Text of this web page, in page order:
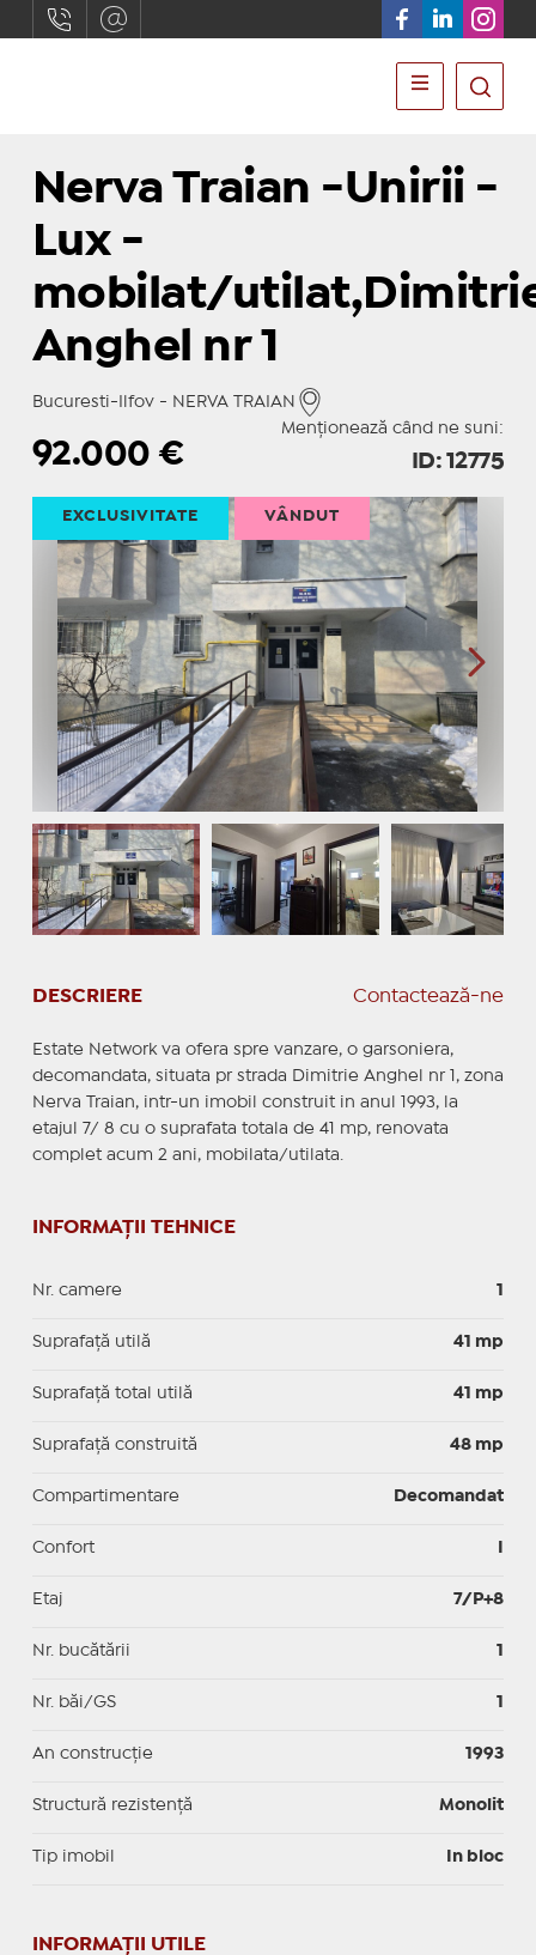
Nerva Traian -Unirii -
Lux -
mobilat/
Anghel nr 1
Bucuresti-Ilfov - NERVA TRAIAN
Menționează când ne suni:
92.000€ ID: 12775
EXCLUSIVITATE VÂNDUT
DESCRIERE Contactează-ne
Estate Network va ofera spre vanzare, o garsoniera,
decomandata, situata pr strada Dimitrie Anghel nr 1, zona
Nerva Traian, intr-un imobil construit in anul 1993, la
etajul 7/ 8 cu o suprafata totala de 41 mp, renovata
complet acum 2 ani, mobilata/utilata.
INFORMAȚII TEHNICE
Nr. camere 1
Suprafaţă utilă 41 mp
Suprafaţă total utilă 41 mp
Suprafaţă construită 48 mp
Compartimentare Decomandat
Confort
Etaj 7/P+8
Nr. bucătării 1
Nr. băi/GS 1
An construcție 1993
Structură rezistență Monolit
Tip imobil In bloc
INFORMAŢII UTILE